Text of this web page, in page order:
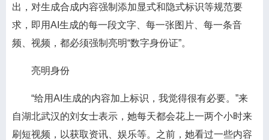
出，对生成合成内容强制添加显式和隐式标识等规范要
求，即用AI生成的每一段文字、每一张图片、每一条音
频、视频，都必须强制亮明“数字身份证”。
亮明身份
“给用AI生成的内容加上标识，我觉得很有必要。”来
自湖北武汉的刘女士表示，她每天都会花上一两个小时来
刷短视频，以获取资讯、娱乐等。之前，她看过一些内容